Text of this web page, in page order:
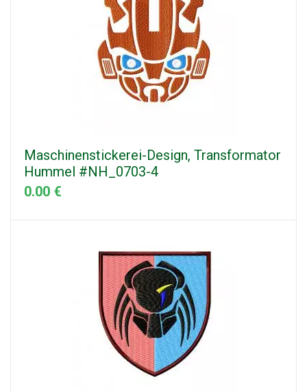
Maschinenstickerei-Design, Transformator
Hummel #NH_0703-4
0.00 €